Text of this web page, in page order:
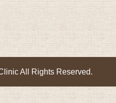
All Rights Reserved.